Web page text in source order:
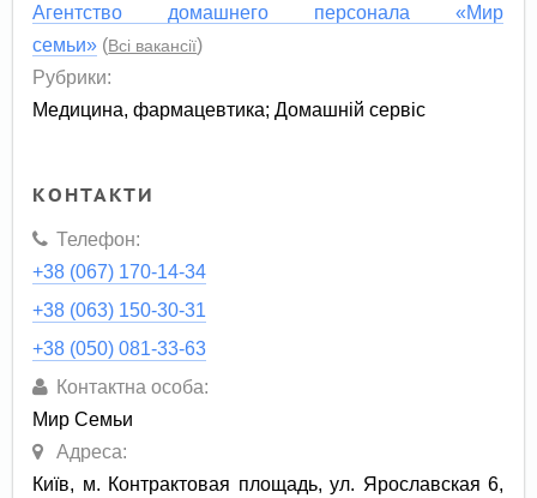
Агентство домашнего персонала «Мир
семьи» (Всі вакансії)
Рубрики:
Медицина, фармацевтика;Домашній сервіс
КОНТАКТИ
Телефон:
+38 (067) 170-14-34
+38 (063) 150-30-31
+38 (050) 081-33-63
Контактна особа:
Мир Семьи
Адреса:
Київ, м. Контрактовая площадь, ул. Ярославская 6,